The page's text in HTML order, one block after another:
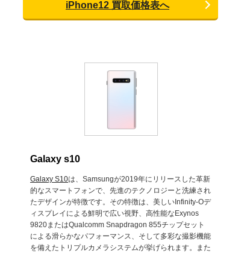
iPhone12 買取価格表へ
Galaxy s10
Galaxy S10は、Samsungが2019年にリリースした革新
的なスマートフォンで、先進のテクノロジーと洗練され
たデザインが特徴です。その特徴は、美しいInfinity-Oデ
ィスプレイによる鮮明で広い視野、高性能なExynos
9820またはQualcomm Snapdragon 855チップセット
による滑らかなパフォーマンス、そして多彩な撮影機能
を備えたトリプルカメラシステムが挙げられます。また